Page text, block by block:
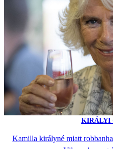
KIRÁLYI
Kamilla királyné miatt